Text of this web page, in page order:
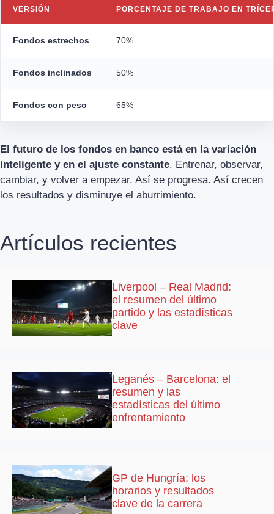
VERSIÓN PORCENTAJE DE TRABAJO EN
Fondos estrechos 70%
Fondos inclinados 50%
Fondos con peso 65%
El futuro de los fondos en banco está en la variación
inteligente y en el ajuste constante. Entrenar, observar,
cambiar, y volver a empezar. Así se progresa. Así crecen
los resultados y disminuye el aburrimiento.
Artículos recientes
Liverpool – Real Madrid:
el resumen del último
partido y las estadísticas
clave
Leganés – Barcelona: el
resumen y las
estadísticas del último
enfrentamiento
GP de Hungría: los
horarios y resultados
clave de la carrera